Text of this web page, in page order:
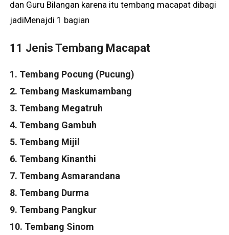
dan Guru Bilangan karena itu tembang macapat dibagi
jadiMenajdi 1 bagian
11 Jenis Tembang Macapat
1. Tembang Pocung (Pucung)
2. Tembang Maskumambang
3. Tembang Megatruh
4. Tembang Gambuh
5. Tembang Mijil
6. Tembang Kinanthi
7. Tembang Asmarandana
8. Tembang Durma
9. Tembang Pangkur
10. Tembang Sinom